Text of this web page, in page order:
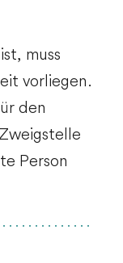
muss
vorliegen.
den
Person